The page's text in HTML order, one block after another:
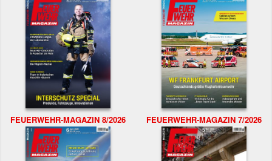
FEUERWEHR-MAGAZIN 8/2026 FEUERWEHR-MAGAZIN 7/2026